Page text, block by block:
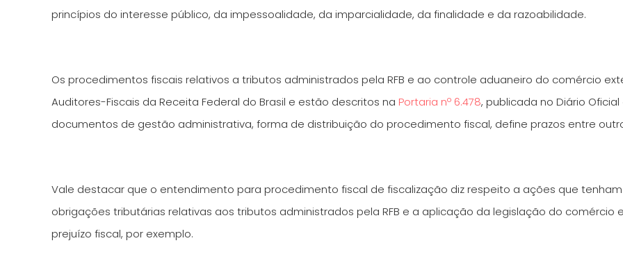
princípios do interesse público, da impessoalidade, da imparcialidade, da finalidade e da razoabilidade.
Os procedimentos fiscais relativos a tributos administrados pela RFB e ao controle aduaneiro do comércio
Auditores-Fiscais da Receita Federal do Brasil e estão descritos na Portaria nº 6.478, publicada no Diário
documentos de gestão administrativa, forma de distribuição do procedimento fiscal, define prazos entre
Vale destacar que o entendimento para procedimento fiscal de fiscalização diz respeito a ações que
obrigações tributárias relativas aos tributos administrados pela RFB e a aplicação da legislação do
prejuízo fiscal, por exemplo.